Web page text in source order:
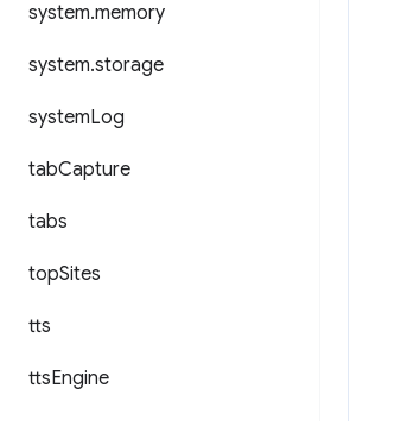
system.memory
system.storage
systemLog
tabCapture
tabs
topSites
tts
ttsEngine